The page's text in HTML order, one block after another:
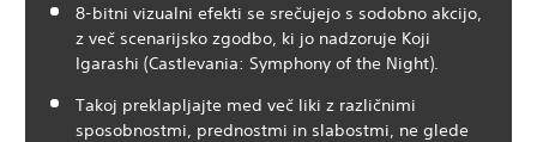
8-bitni vizualni efekti se srečujejo s sodobno akcijo,
z več scenarijsko zgodbo, ki jo nadzoruje Koji
Igarashi (Castlevania: Symphony of the Night).
Takoj preklapljajte med več liki z različnimi
sposobnostmi, prednostmi in slabostmi, ne glede